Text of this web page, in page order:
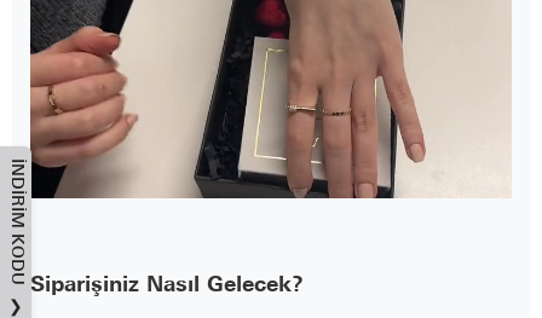
Siparişiniz Nasıl Gelecek?
İNDIRIM KODU
❯